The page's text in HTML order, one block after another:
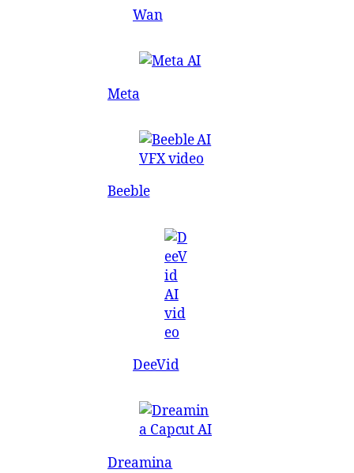
Wan
Meta
Beeble
DeeVid
Dreamina